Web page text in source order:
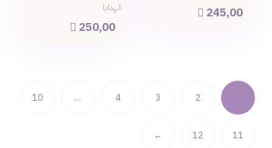
 245,00 الهدايا
 250,00
2
3
4
…
10
11
12
←